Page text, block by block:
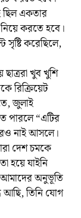
ছিল একতার
করতে হবে।
সৃষ্টি করেছিলে,
খুব খুশি
রিক্রিয়েট
জুলাই
পারলে “এটির
নাই আসলে।
দেশ চমকে
যাইনি
অনুভূতি
আছি, তিনি যোগ